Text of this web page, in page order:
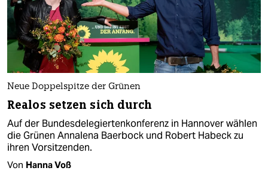
Neue Doppelspitze der Grünen
Realos setzen sich durch
Auf der Bundesdelegiertenkonferenz in Hannover wählen
die Grünen Annalena Baerbock und Robert Habeck zu
ihren Vorsitzenden.
Von Hanna Voß